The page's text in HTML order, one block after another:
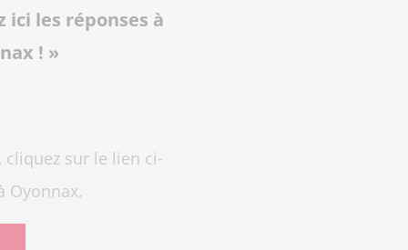
les réponses à
! »
cliquez sur le lien ci-
Oyonnax.